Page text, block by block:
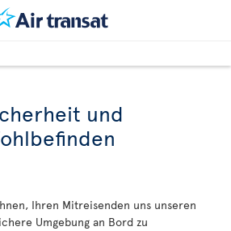
und
Ihren Mitreisenden uns unseren
Umgebung an Bord zu